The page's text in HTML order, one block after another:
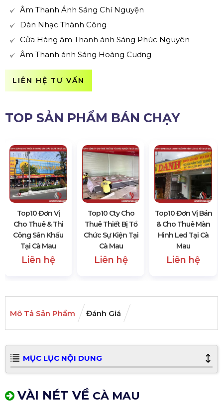
Âm Thanh Ánh Sáng Chí Nguyện
Dàn Nhạc Thành Công
Cửa Hàng âm Thanh ánh Sáng Phúc Nguyên
Âm Thanh ánh Sáng Hoàng Cuơng
LIÊN HỆ TƯ VẤN
TOP SẢN PHẨM BÁN CHẠY
Top10 Đơn Vị
Cho Thuê & Thi
Công Sân Khấu
Tại Cà Mau
Liên hệ
Top10 Cty Cho
Thuê Thiết Bị Tổ
Chức Sự Kiện Tại
Cà Mau
Liên hệ
Top10 Đơn Vị Bán
& Cho Thuê Màn
Hình Led Tại Cà
Mau
Liên hệ
Mô Tả Sản Phẩm Đánh Giá
MỤC LỤC NỘI DUNG
VÀI NÉT VỀ CÀ MAU